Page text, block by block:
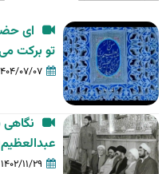
اولیه
ای
تو برکت
۱۴۰۴/۰۷/
۱۴۰۲/۱۱/۲۹